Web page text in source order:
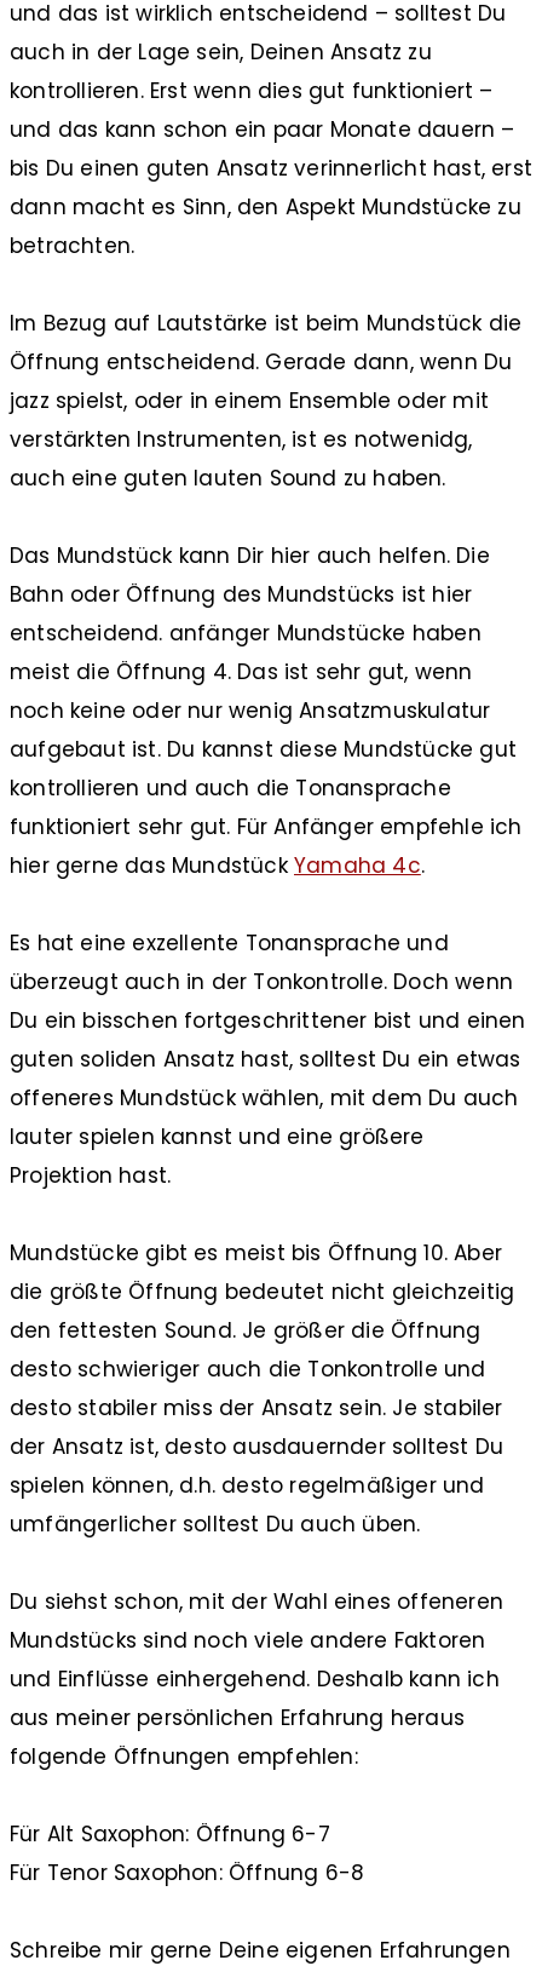
und das ist wirklich entscheidend – solltest Du
auch in der Lage sein, Deinen Ansatz zu
kontrollieren. Erst wenn dies gut funktioniert –
und das kann schon ein paar Monate dauern –
bis Du einen guten Ansatz verinnerlicht hast, erst
dann macht es Sinn, den Aspekt Mundstücke zu
betrachten.
Im Bezug auf Lautstärke ist beim Mundstück die
Öffnung entscheidend. Gerade dann, wenn Du
jazz spielst, oder in einem Ensemble oder mit
verstärkten Instrumenten, ist es notwenidg,
auch eine guten lauten Sound zu haben.
Das Mundstück kann Dir hier auch helfen. Die
Bahn oder Öffnung des Mundstücks ist hier
entscheidend. anfänger Mundstücke haben
meist die Öffnung 4. Das ist sehr gut, wenn
noch keine oder nur wenig Ansatzmuskulatur
aufgebaut ist. Du kannst diese Mundstücke gut
kontrollieren und auch die Tonansprache
funktioniert sehr gut. Für Anfänger empfehle ich
hier gerne das Mundstück Yamaha 4c.
Es hat eine exzellente Tonansprache und
überzeugt auch in der Tonkontrolle. Doch wenn
Du ein bisschen fortgeschrittener bist und einen
guten soliden Ansatz hast, solltest Du ein etwas
offeneres Mundstück wählen, mit dem Du auch
lauter spielen kannst und eine größere
Projektion hast.
Mundstücke gibt es meist bis Öffnung 10. Aber
die größte Öffnung bedeutet nicht gleichzeitig
den fettesten Sound. Je größer die Öffnung
desto schwieriger auch die Tonkontrolle und
desto stabiler miss der Ansatz sein. Je stabiler
der Ansatz ist, desto ausdauernder solltest Du
spielen können, d.h. desto regelmäßiger und
umfängerlicher solltest Du auch üben.
Du siehst schon, mit der Wahl eines offeneren
Mundstücks sind noch viele andere Faktoren
und Einflüsse einhergehend. Deshalb kann ich
aus meiner persönlichen Erfahrung heraus
folgende Öffnungen empfehlen:
Für Alt Saxophon: Öffnung 6-7
Für Tenor Saxophon: Öffnung 6-8
Schreibe mir gerne Deine eigenen Erfahrungen